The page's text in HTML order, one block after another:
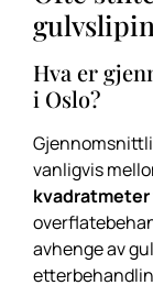
Hva er
i Oslo?
vanligvis
kvadratmeter
avhenge av